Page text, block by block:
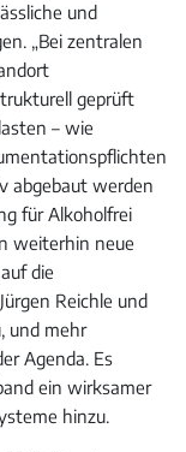
und
„Bei zentralen
geprüft
– wie
abgebaut werden
für Alkoholfrei
weiterhin neue
die
Reichle und
und mehr
Agenda. Es
ein wirksamer
hinzu.